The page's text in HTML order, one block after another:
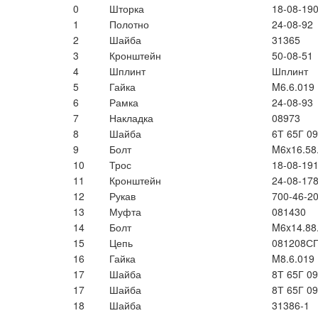
0 Шторка
18-08-
1
Полотно
24-08-92
2
Шайба
31365
3
Кронштейн
50-08-51
4
Шплинт
Шплинт
5
Гайка
M6.6.019
6
Рамка
24-08-93
7
Накладка
08973
8
Шайба
6Т 65Г 09
9
Болт
10
Трос
18-08-
11
Кронштейн
24-08-
12
Рукав
700-46-
13
Муфта
081430
14
Болт
15
Цепь
16
Гайка
M8.6.019
17
Шайба
8Т 65Г 09
17
Шайба
8Т 65Г 09
18
Шайба
31386-1